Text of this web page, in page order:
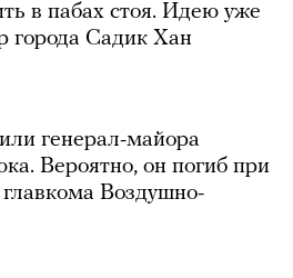
в пабах стоя. Идею уже
города Садик Хан
генерал-майора
Вероятно, он погиб при
Воздушно-